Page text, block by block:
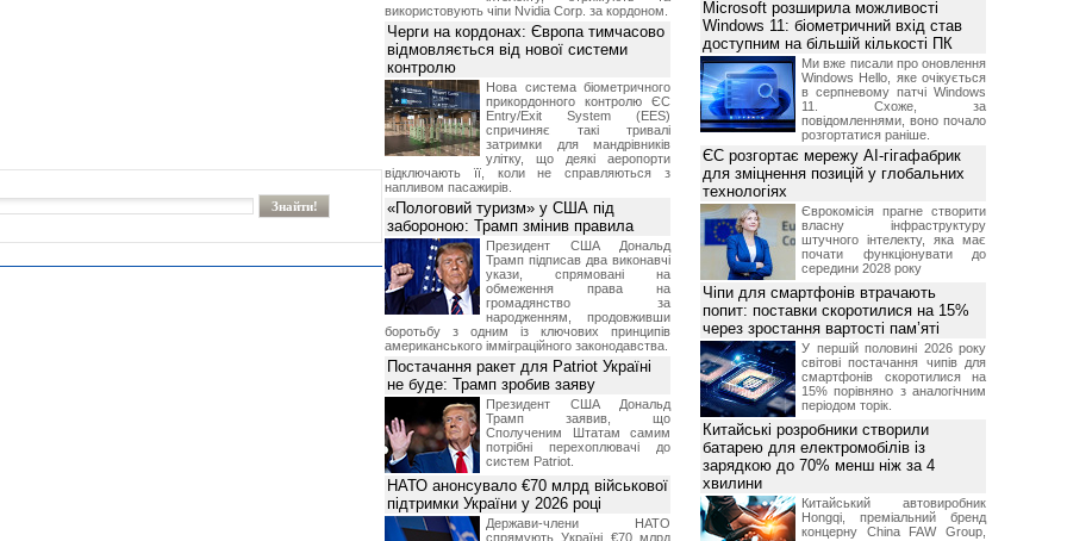
використовують чіпи Nvidia Corp. за кордоном.
Черги на кордонах: Європа тимчасово
відмовляється від нової системи
контролю
Нова система біометричного
прикордонного контролю ЄС
Entry/Exit System (EES)
спричиняє такі тривалі
затримки для мандрівників
улітку, що деякі аеропорти
відключають її, коли не справляються з
напливом пасажирів.
«Пологовий туризм» у США під
забороною: Трамп змінив правила
Президент США Дональд
Трамп підписав два виконавчі
укази, спрямовані на
обмеження права на
громадянство за
народженням, продовживши
боротьбу з одним із ключових принципів
американського імміграційного законодавства.
Постачання ракет для Patriot Україні
не буде: Трамп зробив заяву
Президент США Дональд
Трамп заявив, що
Сполученим Штатам самим
потрібні перехоплювачі до
систем Patriot.
НАТО анонсувало €70 млрд військової
підтримки України у 2026 році
Держави-члени НАТО
спрямують Україні €70 млрд
Microsoft розширила можливості
Windows 11: біометричний вхід став
доступним на більшій кількості ПК
Ми вже писали про оновлення
Windows Hello, яке очікується
в серпневому патчі Windows
11. Схоже, за
повідомленнями, воно почало
розгортатися раніше.
ЄС розгортає мережу AI-гігафабрик
для зміцнення позицій у глобальних
технологіях
Єврокомісія прагне створити
власну інфраструктуру
штучного інтелекту, яка має
почати функціонувати до
середини 2028 року
Чіпи для смартфонів втрачають
попит: поставки скоротилися на 15%
через зростання вартості пам’яті
У першій половині 2026 року
світові постачання чипів для
смартфонів скоротилися на
15% порівняно з аналогічним
періодом торік.
Китайські розробники створили
батарею для електромобілів із
зарядкою до 70% менш ніж за 4
хвилини
Китайський автовиробник
Hongqi, преміальний бренд
концерну China FAW Group,